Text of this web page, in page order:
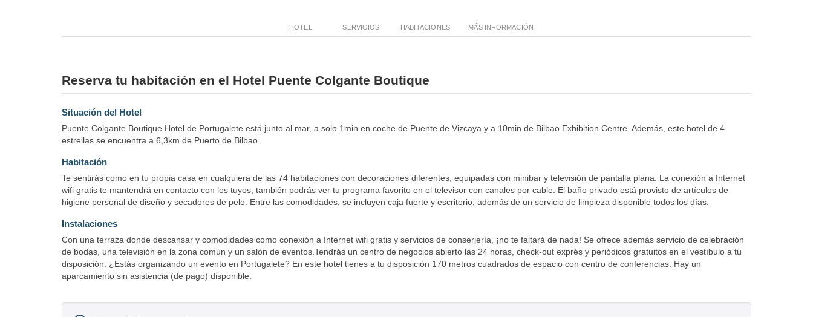
HOTEL SERVICIOS HABITACIONES MÁS INFORMACIÓN
Reserva tu habitación en el Hotel Puente Colgante Boutique
Situación del Hotel
Puente Colgante Boutique Hotel de Portugalete está junto al mar, a solo 1min en coche de Puente de Vizcaya y a 10min de Bilbao Exhibition Centre. Además, este hotel de 4
estrellas se encuentra a 6,3km de Puerto de Bilbao.
Habitación
Te sentirás como en tu propia casa en cualquiera de las 74 habitaciones con decoraciones diferentes, equipadas con minibar y televisión de pantalla plana. La conexión a Internet
wifi gratis te mantendrá en contacto con los tuyos; también podrás ver tu programa favorito en el televisor con canales por cable. El baño privado está provisto de artículos de
higiene personal de diseño y secadores de pelo. Entre las comodidades, se incluyen caja fuerte y escritorio, además de un servicio de limpieza disponible todos los días.
Instalaciones
Con una terraza donde descansar y comodidades como conexión a Internet wifi gratis y servicios de conserjería, ¡no te faltará de nada! Se ofrece además servicio de celebración
de bodas, una televisión en la zona común y un salón de eventos.Tendrás un centro de negocios abierto las 24 horas, check-out exprés y periódicos gratuitos en el vestíbulo a tu
disposición. ¿Estás organizando un evento en Portugalete? En este hotel tienes a tu disposición 170 metros cuadrados de espacio con centro de conferencias. Hay un
aparcamiento sin asistencia (de pago) disponible.